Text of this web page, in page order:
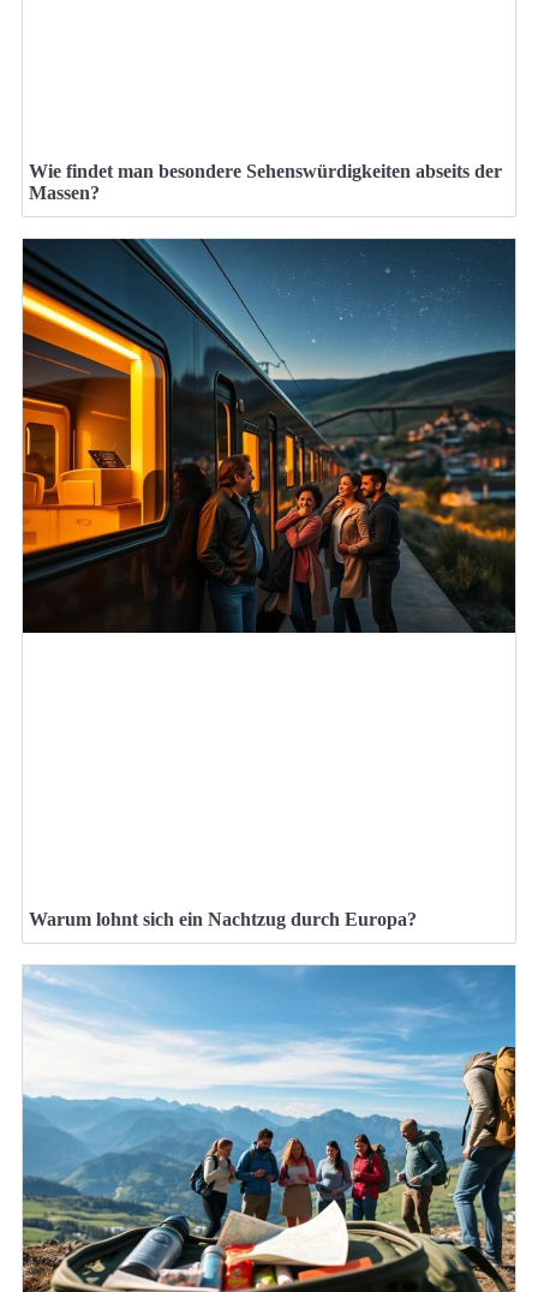
Wie findet man besondere Sehenswürdigkeiten abseits der
Massen?
Warum lohnt sich ein Nachtzug durch Europa?